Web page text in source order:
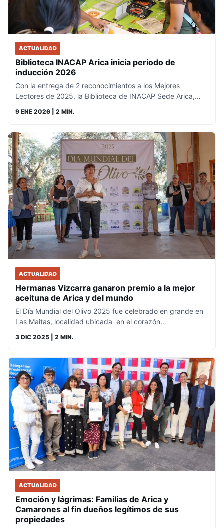
ACTUALIDAD
Biblioteca INACAP Arica inicia periodo de
inducción 2026
Con la entrega de 2 reconocimientos a los Mejores
Lectores de 2025, la Biblioteca de INACAP Sede Arica,…
9 ENE 2026 | 2 MIN.
ACTUALIDAD
Hermanas Vizcarra ganaron premio a la mejor
aceituna de Arica y del mundo
El Día Mundial del Olivo 2025 fue celebrado en grande en
Las Maitas, localidad ubicada en el corazón…
3 DIC 2025 | 2 MIN.
ACTUALIDAD
Emoción y lágrimas: Familias de Arica y
Camarones al fin dueños legítimos de sus
propiedades